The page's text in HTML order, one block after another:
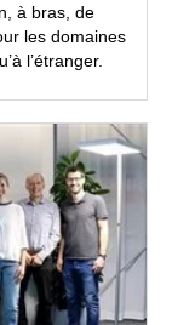
à bras, de
les domaines
l’étranger.